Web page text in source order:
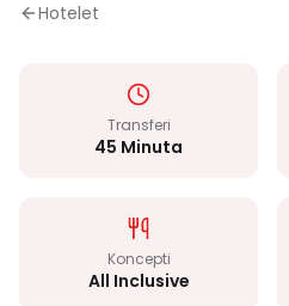
Hotelet
Transferi
45 Minuta
Koncepti
All Inclusive